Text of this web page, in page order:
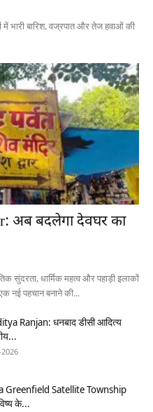
बारिश, वज्रपात और तेज हवाओं की
अब बदलेगा देवघर का
धार्मिक महत्व और पहाड़ी इलाकों
नई पहचान बनाने की...
Ranjan: धनबाद डीसी आदित्य
Greenfield Satellite Township
के...